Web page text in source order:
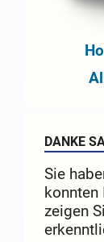
DANKE
Sie
konnten
zeigen